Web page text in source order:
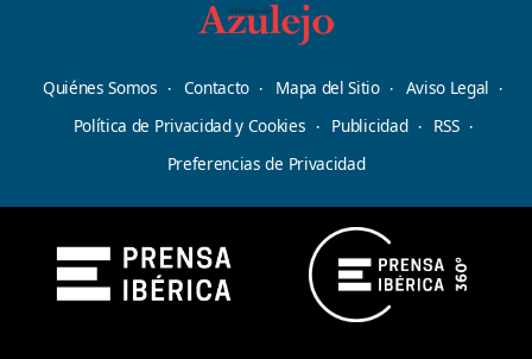
Quiénes Somos Contacto Mapa del Sitio
Aviso Legal
Política de Privacidad y Cookies
Publicidad
RSS
Preferencias de Privacidad